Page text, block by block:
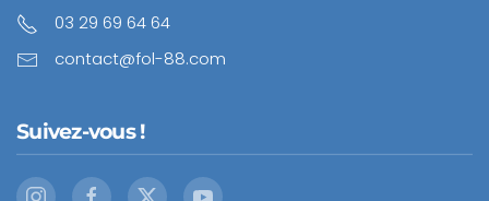
03 29 69 64 64
contact@fol-88.com
Suivez-vous !